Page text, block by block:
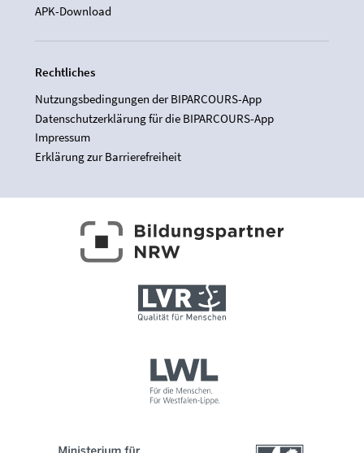
APK-Download
Rechtliches
Nutzungsbedingungen der BIPARCOURS-App
Datenschutzerklärung für die BIPARCOURS-App
Impressum
Erklärung zur Barrierefreiheit